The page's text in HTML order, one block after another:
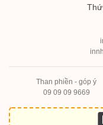
Than phiền - góp ý
09 09 09 9669